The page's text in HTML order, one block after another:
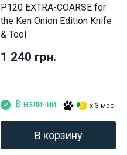
P120 EXTRA-COARSE for
the Ken Onion Edition Knife
& Tool
1 240 грн.
В наличии x 3 мес.
В корзину